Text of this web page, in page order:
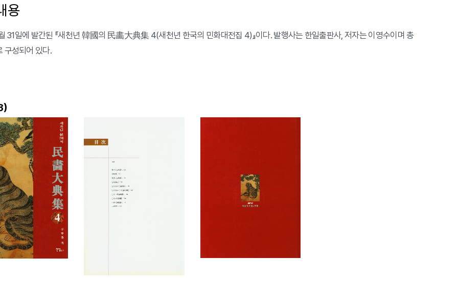
용
31일에 발간된 『새천년 韓國의 民畵大典集 4(새천년 한국의 민화대전집 4)』이다. 발행사는 한일출판사, 저자는 이영수이며 총
구성되어 있다.
)